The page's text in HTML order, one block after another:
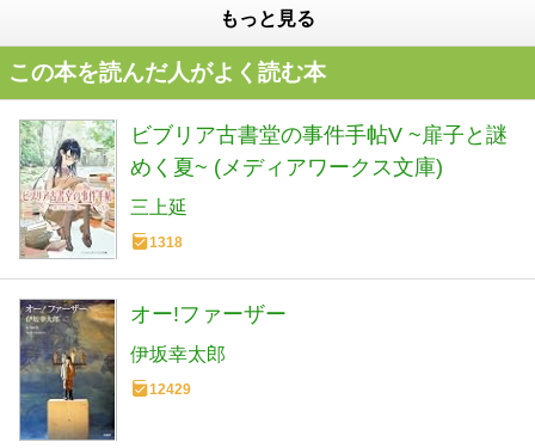
もっと見る
この本を読んだ人がよく読む本
ビブリア古書堂の事件手帖V ~扉子と謎
めく夏~ (メディアワークス文庫)
三上延
1318
オー!ファーザー
伊坂幸太郎
12429